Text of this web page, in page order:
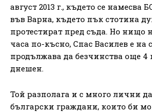
август 2013 г., където се намесва
във Варна, където пък стотина
протестират пред съда. Но нищо
часа по-късно, Спас Василев е на
продължава да безчинства още 4
днешен.
Той разполага и с много лични
български граждани, които би